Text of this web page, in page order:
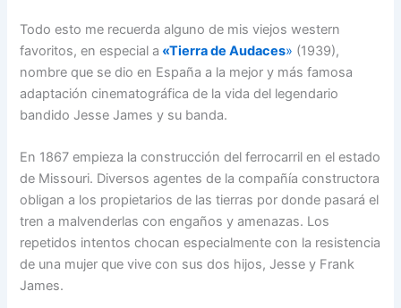
Todo esto me recuerda alguno de mis viejos western
favoritos, en especial a «Tierra de Audaces» (1939),
nombre que se dio en España a la mejor y más famosa
adaptación cinematográfica de la vida del legendario
bandido Jesse James y su banda.
En 1867 empieza la construcción del ferrocarril en el estado
de Missouri. Diversos agentes de la compañía constructora
obligan a los propietarios de las tierras por donde pasará el
tren a malvenderlas con engaños y amenazas. Los
repetidos intentos chocan especialmente con la resistencia
de una mujer que vive con sus dos hijos, Jesse y Frank
James.